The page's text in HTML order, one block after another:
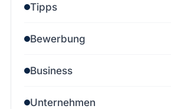
Tipps
Bewerbung
Business
Unternehmen